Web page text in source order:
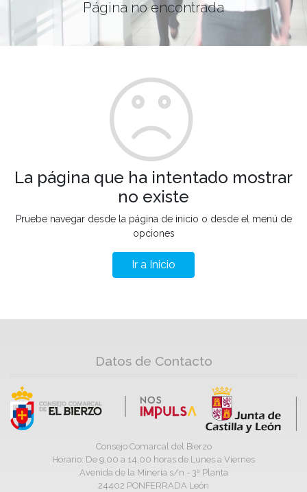
Página no encontrada
La página que ha intentado mostrar
no existe
Pruebe navegar desde la página de inicio o desde el menú de
opciones
Ir a Inicio
Datos de Contacto
Consejo Comarcal del Bierzo
Horario: De 9,00 a 14,00 horas de Lunes a Viernes
Avenida de la Minería s/n - 3ª Planta
24402 PONFERRADA León